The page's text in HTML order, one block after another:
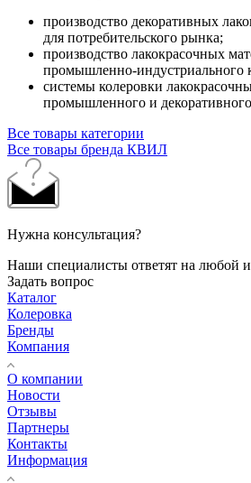
производство декоративных
для потребительского рынка;
производство лакокрасочных
промышленно-индустриального
системы колеровки
промышленного и
Все товары категории
Все товары бренда КВИЛ
Нужна консультация?
Наши специалисты ответят на любой
Задать вопрос
Каталог
Колеровка
Бренды
Компания
О компании
Новости
Отзывы
Партнеры
Контакты
Информация